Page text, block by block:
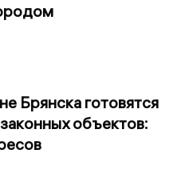
Брянска готовятся
объектов: